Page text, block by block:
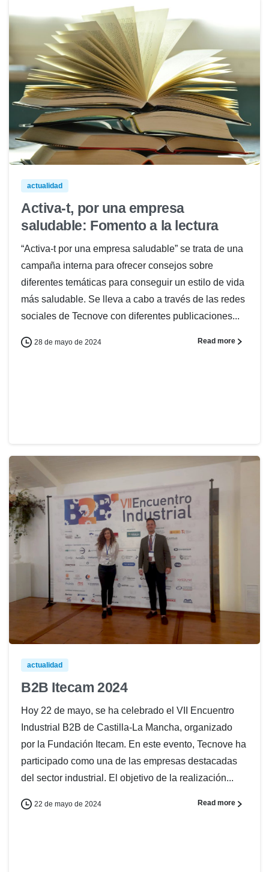
actualidad
Activa-t, por una empresa
saludable: Fomento a la lectura
“Activa-t por una empresa saludable” se trata de una
campaña interna para ofrecer consejos sobre
diferentes temáticas para conseguir un estilo de vida
más saludable. Se lleva a cabo a través de las redes
sociales de Tecnove con diferentes publicaciones...
28 de mayo de 2024 Read more
actualidad
B2B Itecam 2024
Hoy 22 de mayo, se ha celebrado el VII Encuentro
Industrial B2B de Castilla-La Mancha, organizado
por la Fundación Itecam. En este evento, Tecnove ha
participado como una de las empresas destacadas
del sector industrial. El objetivo de la realización...
22 de mayo de 2024 Read more